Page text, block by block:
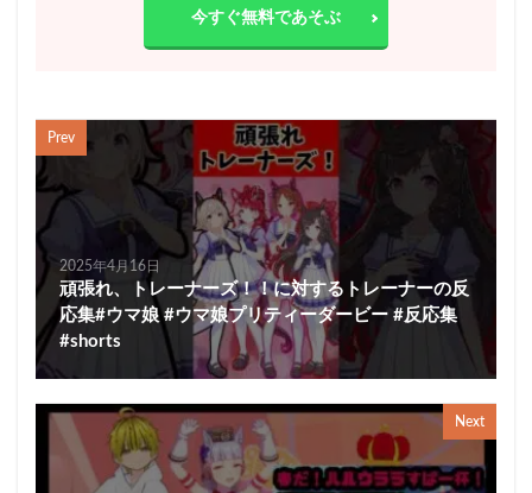
今すぐ無料であそぶ
Prev
2025年4月16日
頑張れ、トレーナーズ！！に対するトレーナーの反
応集#ウマ娘 #ウマ娘プリティーダービー #反応集
#shorts
Next